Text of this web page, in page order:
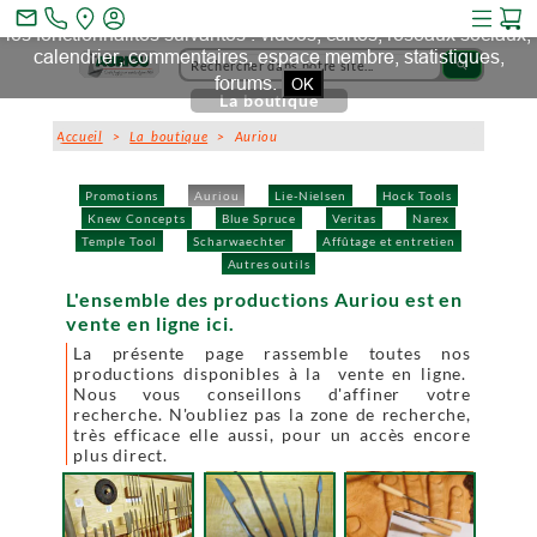
search
Promotions Auriou Lie-Nielsen
Hock Tools
Knew Concepts
Blue Spruce Veritas
Narex
Temple Tool
Scharwaechter
Affûtage et entretien
Autres outils
La boutique
Accueil >La boutique > Auriou
L'ensemble des productions Auriou est en
vente en ligne ici.
La présente page rassemble toutes nos
productions disponibles à la vente en ligne.
Nous vous conseillons d'affiner votre
recherche. N'oubliez pas la zone de recherche,
très efficace elle aussi, pour un accès encore
plus direct.
mail_outline
Ce site et des sites tiers qu'il utilise collectent des cookies pour
les fonctionnalités suivantes : vidéos, cartes, réseaux sociaux,
calendrier, commentaires, espace membre, statistiques,
forums. OK